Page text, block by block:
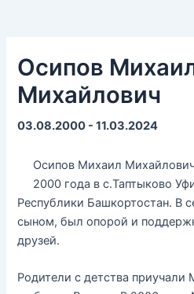
Осипов
Михайлович
03.08.2000 - 11.03.2024
Осипов Михаил
2000 года в с.Таптыково
Республики Башкортостан. В
сыном, был опорой и
друзей.
Родители с детства